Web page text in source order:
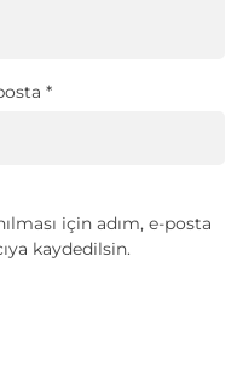
*
için adım, e-posta
kaydedilsin.